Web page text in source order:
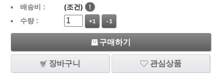
배송비 :
(조건)
!
수량 :
+1 -1
구매하기
장바구니 관심상품